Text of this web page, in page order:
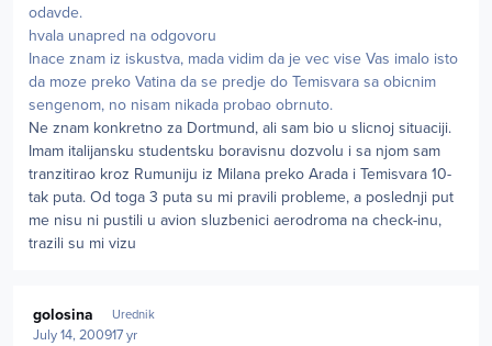
odavde.
hvala unapred na odgovoru
Inace znam iz iskustva, mada vidim da je vec vise Vas imalo isto
da moze preko Vatina da se predje do Temisvara sa obicnim
sengenom, no nisam nikada probao obrnuto.
Ne znam konkretno za Dortmund, ali sam bio u slicnoj situaciji.
Imam italijansku studentsku boravisnu dozvolu i sa njom sam
tranzitirao kroz Rumuniju iz Milana preko Arada i Temisvara 10-
tak puta. Od toga 3 puta su mi pravili probleme, a poslednji put
me nisu ni pustili u avion sluzbenici aerodroma na check-inu,
trazili su mi vizu
golosina Urednik
July 14, 200917 yr